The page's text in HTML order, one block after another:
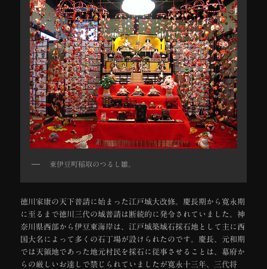
東伊豆町稲取のつるし雛。
徳川家康の天下普請に始まった江戸城大改修。慶長期から寛永期
に至るまで徳川三代の城普請は断続的に発令されていました。神
奈川県西部から伊豆東海岸は、江戸城築城石採石地として主に西
国大名によって多くの石丁場が設けられたのです。慶長、元和期
では天領地であった地元村民を採石に従事させることは、幕府か
らの厳しいお達しで禁じられていましたが寛永十三年、三代将